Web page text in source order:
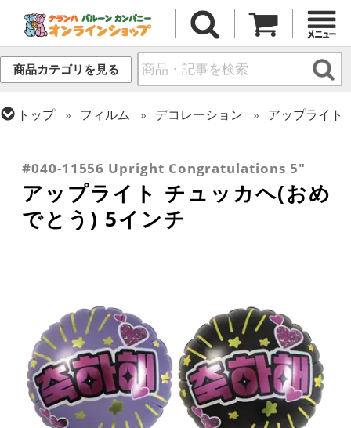
商品カテゴリを見る
トップ フィルム デコレーション
アップライト
おめでとう・記念日
#040-11556 Upright Congratulations 5"
アップライト チュッカヘ(おめ
でとう) 5インチ